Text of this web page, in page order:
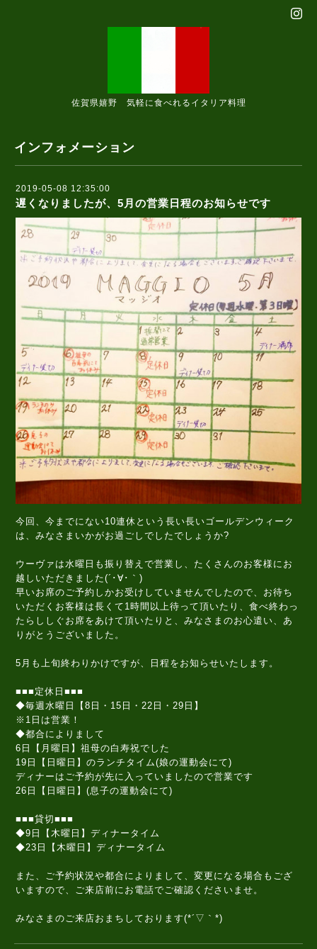
佐賀県嬉野 気軽に食べれるイタリア料理
インフォメーション
2019-05-08 12:35:00
遅くなりましたが、5月の営業日程のお知らせです
今回、今までにない10連休という長い長いゴールデンウィーク
は、みなさまいかがお過ごしでしたでしょうか?
ウーヴァは水曜日も振り替えで営業し、たくさんのお客様にお
越しいただきました(´･∀･｀)
早いお席のご予約しかお受けしていませんでしたので、お待ち
いただくお客様は長くて1時間以上待って頂いたり、食べ終わっ
たらししぐお席をあけて頂いたりと、みなさまのお心遣い、あ
りがとうございました。
5月も上旬終わりかけですが、日程をお知らせいたします。
■■■定休日■■■
◆毎週水曜日【8日・15日・22日・29日】
※1日は営業！
◆都合によりまして
6日【月曜日】祖母の白寿祝でした
19日【日曜日】のランチタイム(娘の運動会にて)
ディナーはご予約が先に入っていましたので営業です
26日【日曜日】(息子の運動会にて)
■■■貸切■■■
◆9日【木曜日】ディナータイム
◆23日【木曜日】ディナータイム
また、ご予約状況や都合によりまして、変更になる場合もござ
いますので、ご来店前にお電話でご確認くださいませ。
みなさまのご来店おまちしております(*´▽｀*)